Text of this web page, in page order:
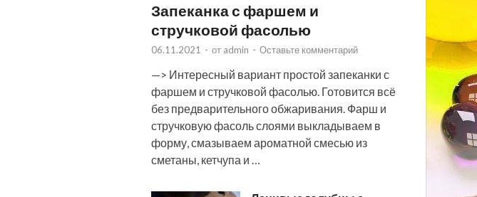
Запеканка с фаршем и
стручковой фасолью
06.11.2021 - от admin - Оставьте комментарий
—> Интересный вариант простой запеканки с
фаршем и стручковой фасолью. Готовится всё
без предварительного обжаривания. Фарш и
стручковую фасоль слоями выкладываем в
форму, смазываем ароматной смесью из
сметаны, кетчупа и …